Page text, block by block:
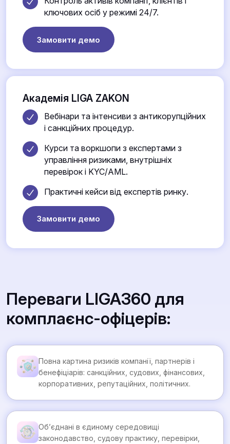
ключових осіб у режимі 24/7.
Замовити демо
Академія LIGA ZAKON
Вебінари та інтенсиви з антикорупційних
і санкційних процедур.
Курси та воркшопи з експертами з
управління ризиками, внутрішніх
перевірок і KYC/AML.
Практичні кейси від експертів ринку.
Замовити демо
Переваги LIGA360 для
комплаєнс-офіцерів:
Повна картина ризиків компанії, партнерів і
бенефіціарів: санкційних, судових, фінансових,
корпоративних, репутаційних, політичних.
Об’єднані в єдиному середовищі
законодавство, судову практику, перевірки,